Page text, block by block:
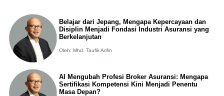
Belajar dari Jepang, Mengapa Kepercayaan dan
Disiplin Menjadi Fondasi Industri Asuransi yang
Berkelanjutan
Oleh: Mhd. Taufik Arifin
AI Mengubah Profesi Broker Asuransi: Mengapa
Sertifikasi Kompetensi Kini Menjadi Penentu
Masa Depan?